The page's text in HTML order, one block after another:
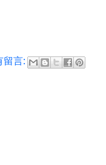
留言: